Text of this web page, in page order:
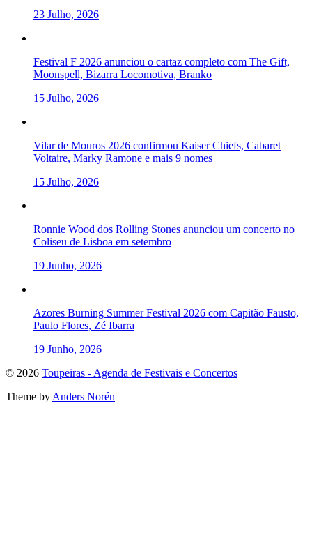
23 Julho, 2026
Festival F 2026 anunciou o cartaz completo com The Gift,
Moonspell, Bizarra Locomotiva, Branko
15 Julho, 2026
Vilar de Mouros 2026 confirmou Kaiser Chiefs, Cabaret
Voltaire, Marky Ramone e mais 9 nomes
15 Julho, 2026
Ronnie Wood dos Rolling Stones anunciou um concerto no
Coliseu de Lisboa em setembro
19 Junho, 2026
Azores Burning Summer Festival 2026 com Capitão Fausto,
Paulo Flores, Zé Ibarra
19 Junho, 2026
To
top
© 2026 Toupeiras - Agenda de Festivais e Concertos
Theme by Anders Norén